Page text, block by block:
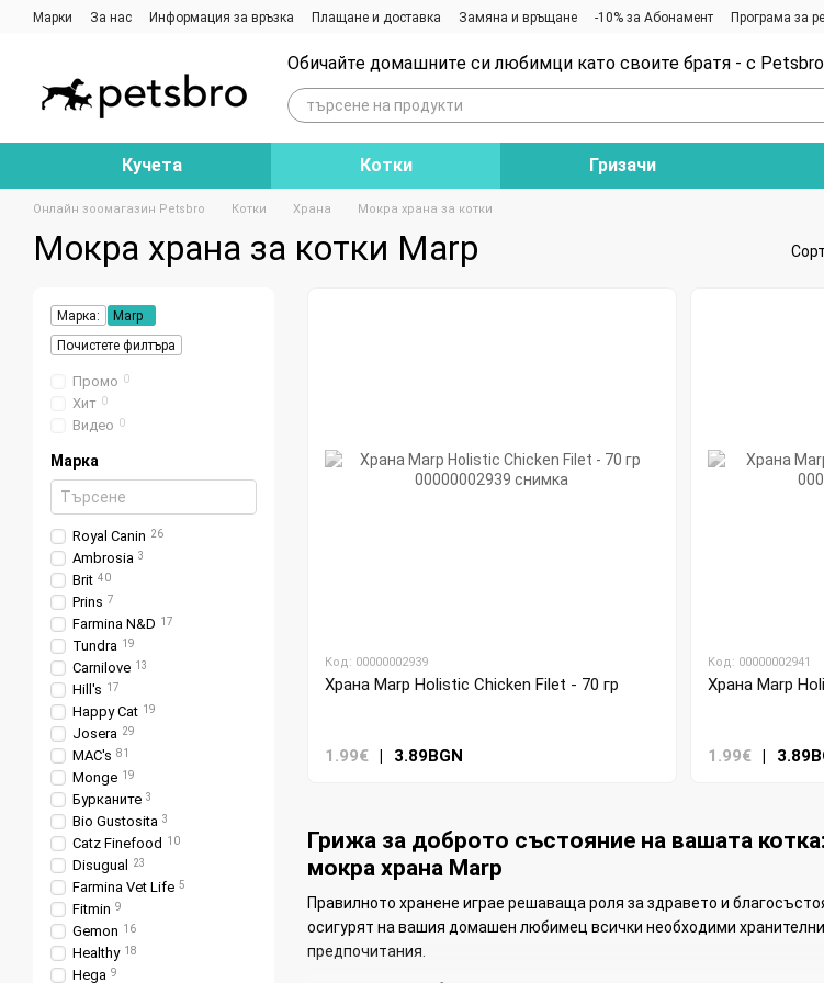
Премини към основното съдържание
Марки За нас Информация за връзка Плащане и доставка Замяна и връщане -10% за Абонамент
Програма за
Обичайте домашните си любимци като своите братя - с
Кучета Котки Гризачи
Онлайн зоомагазин Petsbro Котки Храна Мокра храна за котки
Мокра храна за котки Marp
Грижа за доброто състояние на вашата
мокра храна Marp
Правилното хранене играе решаваща роля за здравето и
осигурят на вашия домашен любимец всички необходими
предпочитания.
Код: 00000002939
Храна Marp Holistic Chicken Filet - 70 гр
1.99€ | 3.89BGN
Код: 00000002941
Храна Marp
1.99€ |
Марка:
Marp
Почистете филтъра
Промо 0
Хит 0
Видео 0
Марка
Royal Canin 26
Ambrosia 3
Brit 40
Prins 7
Farmina N&D 17
Tundra 19
Carnilove 13
Hill's 17
Happy Cat 19
Josera 29
MAC's 81
Monge 19
Бурканите 3
Bio Gustosita 3
Catz Finefood 10
Disugual 23
Farmina Vet Life 5
Fitmin 9
Gemon 16
Healthy 18
Hega 9